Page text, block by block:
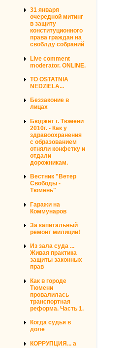
31 января
очередной митинг
в защиту
конституционного
права граждан на
своблду собраний
Live comment
moderator. ONLINE.
TO OSTATNIA
NEDZIELA...
Беззаконие в
лицах
Бюджет г. Тюмени
2010г. - Как у
здравоохранения
с образованием
отняли конфетку и
отдали
дорожникам.
Вестник "Ветер
Свободы -
Тюмень"
Гаражи на
Коммунаров
За капитальный
ремонт милиции!
Из зала суда ...
Живая практика
защиты законных
прав
Как в городе
Тюмени
провалилась
транспортная
реформа. Часть 1.
Когда судья в
доле
КОРРУПЦИЯ... а